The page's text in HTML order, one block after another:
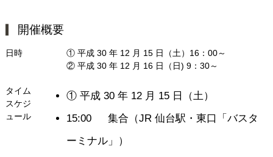
開催概要
日時
① 平成 30 年 12 月 15 日（土）16：00～
② 平成 30 年 12 月 16 日（日) 9：30～
タイム
スケジ
ュール
① 平成 30 年 12 月 15 日（土）
15:00
集合（JR 仙台駅・東口「バスタ
ーミナル」）